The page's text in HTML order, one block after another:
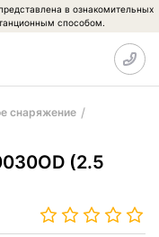
в ознакомительных
способом.
снаряжение
(2.5